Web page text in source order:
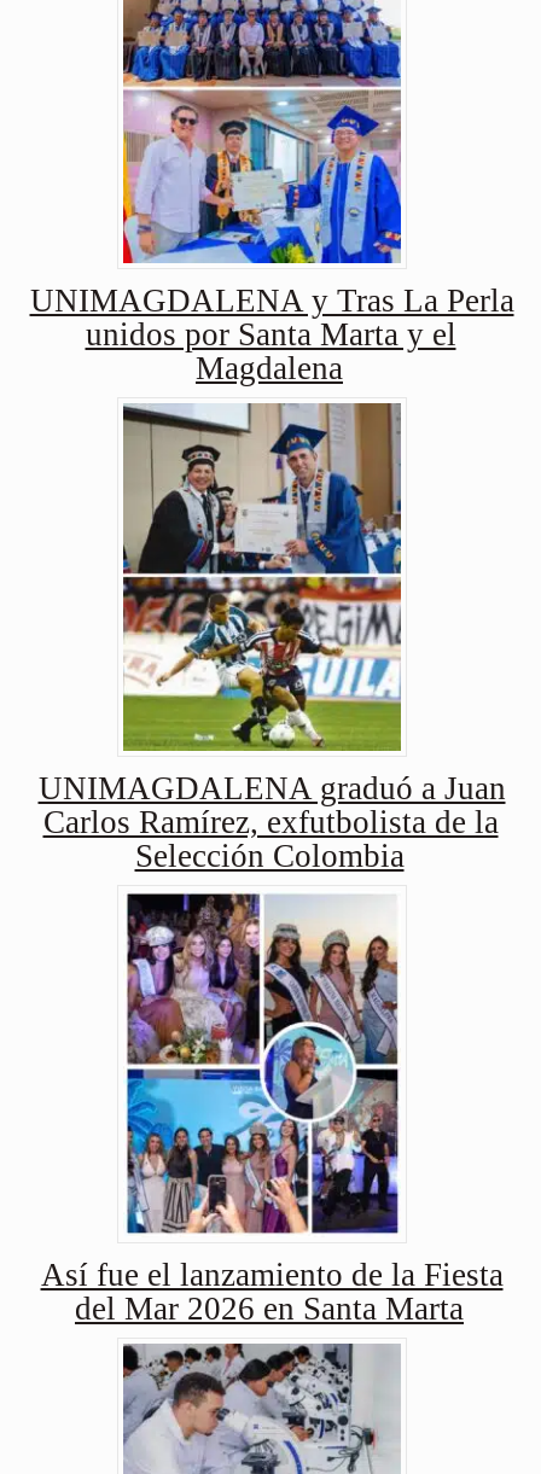
UNIMAGDALENA y Tras La Perla
unidos por Santa Marta y el
Magdalena
UNIMAGDALENA graduó a Juan
Carlos Ramírez, exfutbolista de la
Selección Colombia
Así fue el lanzamiento de la Fiesta
del Mar 2026 en Santa Marta